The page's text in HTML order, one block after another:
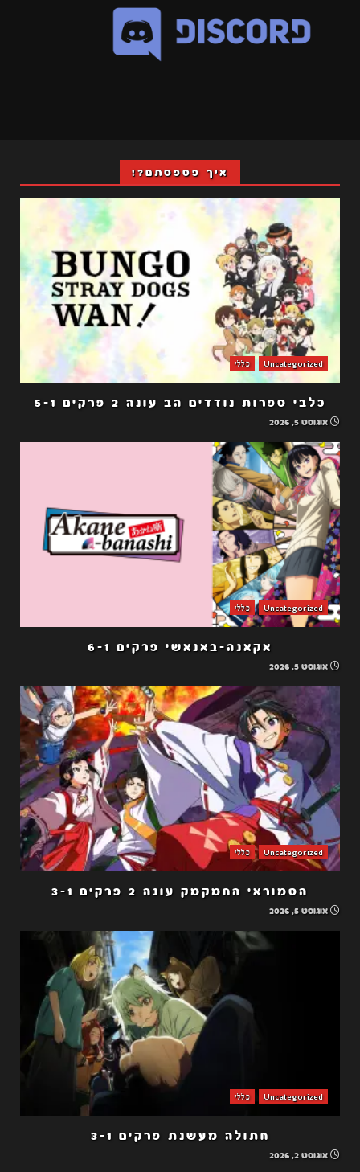
איך פספסתם?!
Uncategorized כללי
כלבי ספרות נודדים הב עונה 2 פרקים 5-1
אוגוסט 5, 2026
Uncategorized כללי
אקאנה-באנאשי פרקים 6-1
אוגוסט 5, 2026
Uncategorized כללי
הסמוראי החמקמק עונה 2 פרקים 3-1
אוגוסט 5, 2026
Uncategorized כללי
חתולה מעשנת פרקים 3-1
אוגוסט 2, 2026